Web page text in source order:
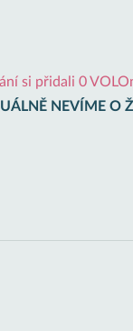
si přidali 0
NEVÍME O